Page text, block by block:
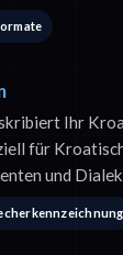
Ihr
für
und